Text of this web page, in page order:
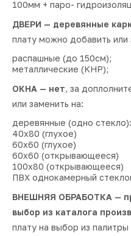
100мм + паро-
ДВЕРИ — деревянные
плату можно добавить или
распашные (до 150см);
металлические (КНР);
ОКНА — нет, за
или заменить на:
деревянные (одно стекло):
40х80 (глухое)
60х60 (глухое)
60х60 (открывающееся)
100х80 (открывающееся)
ПВХ однокамерный
ВНЕШНЯЯ ОБРАБОТКА —
выбор из каталога
плату на выбор из палитры